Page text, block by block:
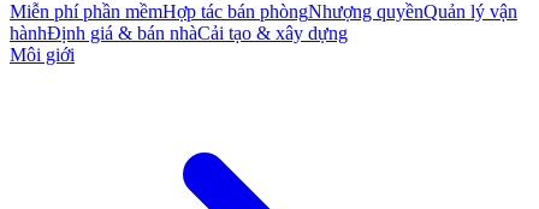
Miễn phí phần mềmHợp tác bán phòngNhượng quyềnQuản lý vận
hànhĐịnh giá & bán nhàCải tạo & xây dựng
Môi giới